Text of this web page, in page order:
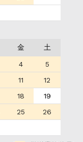
金 土
4
5
11
12
18
19
25
26